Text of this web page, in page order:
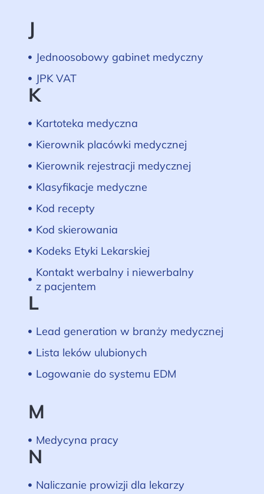
J
Jednoosobowy gabinet medyczny
JPK VAT
K
Kartoteka medyczna
Kierownik placówki medycznej
Kierownik rejestracji medycznej
Klasyfikacje medyczne
Kod recepty
Kod skierowania
Kodeks Etyki Lekarskiej
Kontakt werbalny i niewerbalny
z pacjentem
L
Lead generation w branży medycznej
Lista leków ulubionych
Logowanie do systemu EDM
M
Medycyna pracy
N
Naliczanie prowizji dla lekarzy